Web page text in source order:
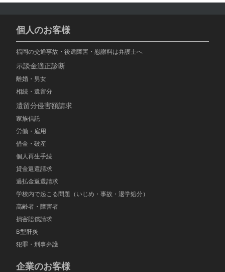
個人のお客様
福岡の交通事故・後遺障害・慰謝料は弁護士へ
示談金適正診断
離婚・男女
相続・遺留分
遺留分侵害額請求
家族信託
労働・雇用
借金・破産
個人再生手続
貸金返還請求
過払金返還請求
学校内で起こる問題（いじめ・事故・退学処分）
高齢者・障害者
損害賠償請求
B型肝炎
犯罪・刑事弁護
企業のお客様